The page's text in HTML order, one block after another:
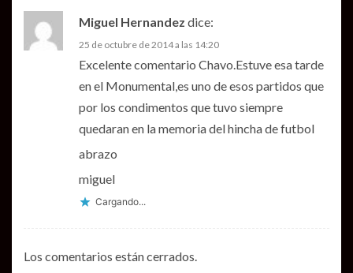
Miguel Hernandez dice:
25 de octubre de 2014 a las 14:20
Excelente comentario Chavo.Estuve esa tarde
en el Monumental,es uno de esos partidos que
por los condimentos que tuvo siempre
quedaran en la memoria del hincha de futbol
abrazo
miguel
Cargando...
Los comentarios están cerrados.